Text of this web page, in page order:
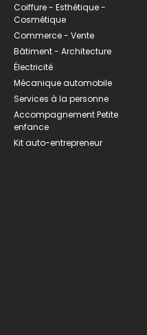
Coiffure - Esthétique -
Cosmétique
Commerce - Vente
Bâtiment - Architecture
Électricité
Mécanique automobile
Services à la personne
Accompagnement Petite
enfance
Kit auto-entrepreneur